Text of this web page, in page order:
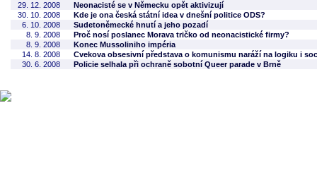
29. 12. 2008
Neonacisté se v Německu opět aktivizují
30. 10. 2008
Kde je ona česká státní idea v dnešní politice ODS?
6. 10. 2008
Sudetoněmecké hnutí a jeho pozadí
8. 9. 2008
Proč nosí poslanec Morava tričko od neonacistické firmy?
8. 9. 2008
Konec Mussoliniho impéria
14. 8. 2008
Cvekova obsesivní představa o komunismu naráží na logiku i
30. 6. 2008
Policie selhala při ochraně sobotní Queer parade v Brně